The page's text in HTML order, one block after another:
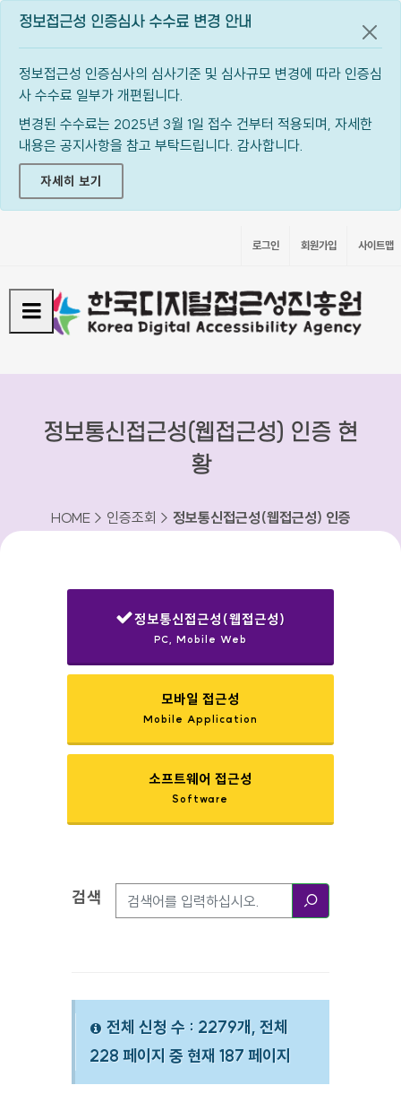
정보접근성 인증심사 수수료 변경 안내
정보접근성 인증심사의 심사기준 및 심사규모 변경에 따라 인증심
사 수수료 일부가 개편됩니다.
변경된 수수료는 2025년 3월 1일 접수 건부터 적용되며, 자세한
내용은 공지사항을 참고 부탁드립니다. 감사합니다.
자세히 보기
공지
로그인 회원가입 사이트맵
정보통신접근성(웹접근성) 인증 현
황
HOME > 인증조회 > 정보통신접근성(웹접근성) 인증
정보통신접근성(웹접근성)
PC, Mobile Web
모바일 접근성
Mobile Application
소프트웨어 접근성
Software
검색옵션
검색
전체 신청 수 : 2279개, 전체
228 페이지 중 현재 187 페이지